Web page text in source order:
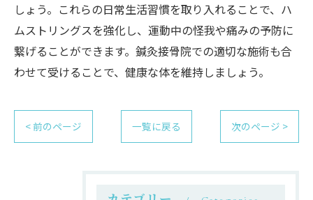
しょう。これらの日常生活習慣を取り入れることで、ハ
ムストリングスを強化し、運動中の怪我や痛みの予防に
繋げることができます。鍼灸接骨院での適切な施術も合
わせて受けることで、健康な体を維持しましょう。
< 前のページ 一覧に戻る 次のページ >